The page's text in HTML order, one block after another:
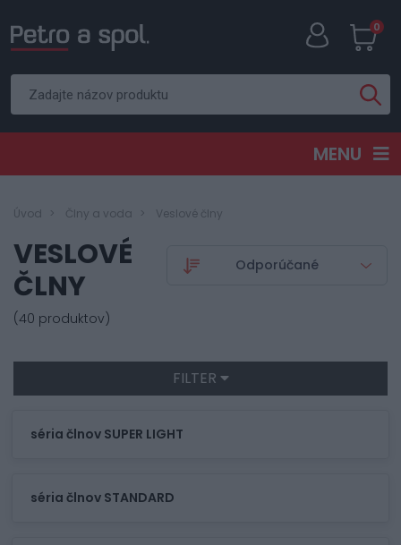
0
MENU
Úvod Člny a voda Veslové člny
VESLOVÉ
ČLNY
(40 produktov)
FILTER
séria člnov SUPER LIGHT
séria člnov STANDARD